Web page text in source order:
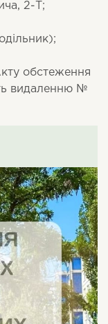
2-Т;
обстеження
видаленню №